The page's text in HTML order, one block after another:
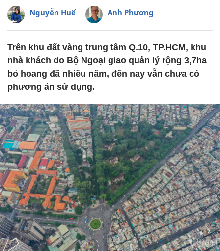
Nguyễn Huế Anh Phương
Trên khu đất vàng trung tâm Q.10, TP.HCM, khu
nhà khách do Bộ Ngoại giao quản lý rộng 3,7ha
bỏ hoang đã nhiều năm, đến nay vẫn chưa có
phương án sử dụng.